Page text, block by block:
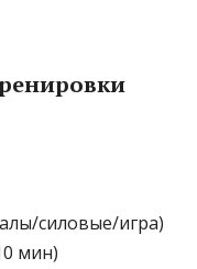
силовые/игра)
мин)